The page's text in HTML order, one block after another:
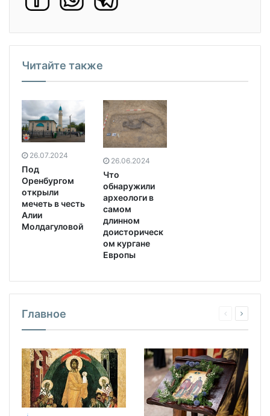
Читайте также
26.07.2024
Под
Оренбургом
открыли
мечеть в честь
Алии
Молдагуловой
26.06.2024
Что
обнаружили
археологи в
самом
длинном
доисторическ
ом кургане
Европы
Главное